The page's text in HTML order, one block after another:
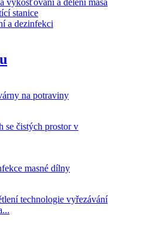
stanice
a dezinfekci
na potraviny
se čistých prostor v
masné dílny
technologie vyřezávání